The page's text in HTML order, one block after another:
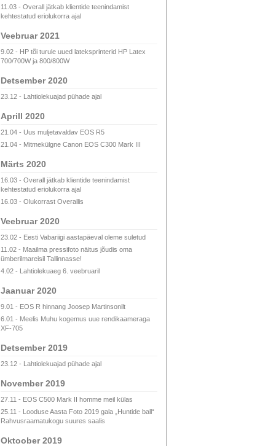
11.03 - Overall jätkab klientide teenindamist
kehtestatud eriolukorra ajal
Veebruar 2021
9.02 - HP tõi turule uued lateksprinterid HP Latex
700/700W ja 800/800W
Detsember 2020
23.12 - Lahtiolekuajad pühade ajal
Aprill 2020
21.04 - Uus muljetavaldav EOS R5
21.04 - Mitmekülgne Canon EOS C300 Mark III
Märts 2020
16.03 - Overall jätkab klientide teenindamist
kehtestatud eriolukorra ajal
16.03 - Olukorrast Overallis
Veebruar 2020
23.02 - Eesti Vabariigi aastapäeval oleme suletud
11.02 - Maailma pressifoto näitus jõudis oma
ümberilmareisil Tallinnasse!
4.02 - Lahtiolekuaeg 6. veebruaril
Jaanuar 2020
9.01 - EOS R hinnang Joosep Martinsonilt
6.01 - Meelis Muhu kogemus uue rendikaameraga
XF-705
Detsember 2019
23.12 - Lahtiolekuajad pühade ajal
November 2019
27.11 - EOS C500 Mark II homme meil külas
25.11 - Looduse Aasta Foto 2019 gala „Huntide ball“
Rahvusraamatukogu suures saalis
Oktoober 2019